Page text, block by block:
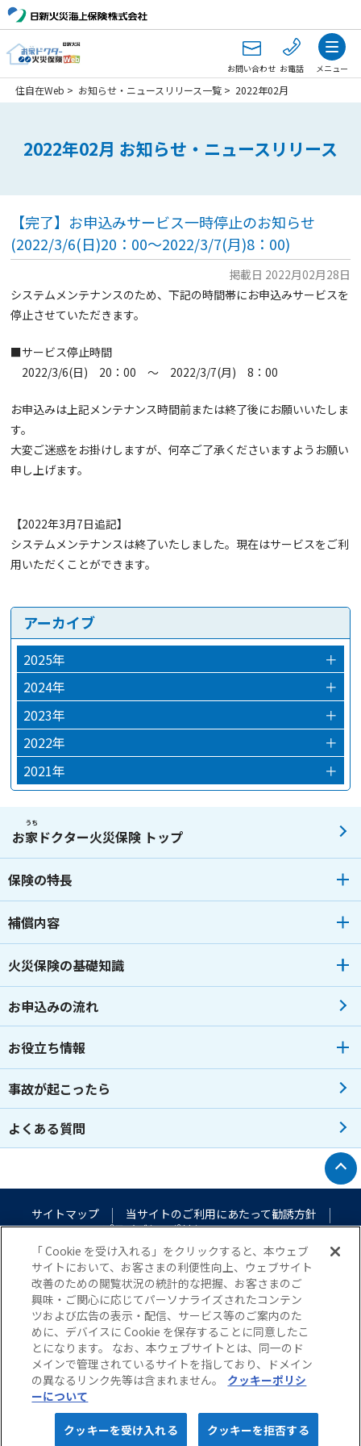
お問い合わせ お電話 メニュー
住自在Web > お知らせ・ニュースリリース一覧 > 2022年02月
2022年02月 お知らせ・ニュースリリース
【完了】お申込みサービス一時停止のお知らせ
(2022/3/6(日)20：00～2022/3/7(月)8：00)
掲載日 2022月02月28日
システムメンテナンスのため、下記の時間帯にお申込みサービスを
停止させていただきます。
■サービス停止時間
2022/3/6(日) 20：00 ～ 2022/3/7(月) 8：00
お申込みは上記メンテナンス時間前または終了後にお願いいたしま
す。
大変ご迷惑をお掛けしますが、何卒ご了承くださいますようお願い
申し上げます。
【2022年3月7日追記】
システムメンテナンスは終了いたしました。現在はサービスをご利
用いただくことができます。
アーカイブ
2025年
＋
2025年12月
2024年
＋
2024年12月
2024年03月
2024年02月
2023年
＋
2023年12月
2023年10月
2023年07月
2023年06月
2023年05月
2023年02月
2022年
＋
2022年12月
2022年07月
2022年06月
2022年04月
2021年
＋
2021年08月
2021年04月
お家
うち
ドクター火災保険 トップ
保険の特長
補償内容
火災保険の基礎知識
お申込みの流れ
お役立ち情報
事故が起こったら
よくある質問
サイトマップ 当サイトのご利用にあたって勧誘方針
プライバシーポリシー
（個人情報のお取扱いについて）
© Nisshin Fire & Marine Insurance Co.,Ltd. All Rights Reserved.
5秒でカンタン！
保険料
webで完結！
見積り・申込み
「 Cookie を受け入れる」をクリックすると、本ウェブ
サイトにおいて、お客さまの利便性向上、ウェブサイト
改善のための閲覧状況の統計的な把握、お客さまのご
興味・ご関心に応じてパーソナライズされたコンテン
ツおよび広告の表示・配信、サービス等のご案内のた
めに、デバイスに Cookie を保存することに同意したこ
とになります。 なお、本ウェブサイトとは、同一のド
メインで管理されているサイトを指しており、ドメイン
の異なるリンク先等は含まれません。
クッキーポリシ
ーについて
クッキーを拒否する
クッキーを受け入れる